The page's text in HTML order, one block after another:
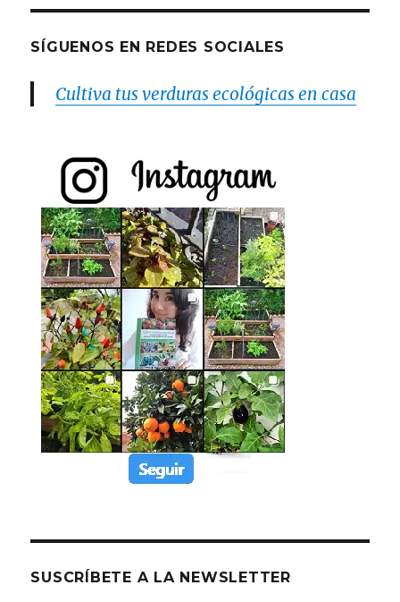
SÍGUENOS EN REDES SOCIALES
Cultiva tus verduras ecológicas en casa
SUSCRÍBETE A LA NEWSLETTER